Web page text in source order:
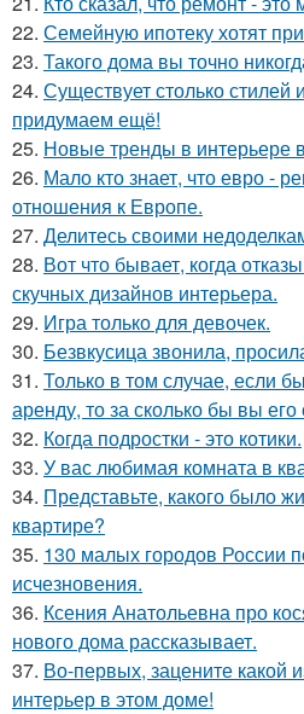
22. Семейную ипотеку хотят
23. Такого дома вы точно
24. Существует столько
придумаем ещё!
25. Новые тренды в интерьере
26. Мало кто знает, что евро -
отношения к Европе.
27. Делитесь своими
28. Вот что бывает, когда
скучных дизайнов интерьера.
29. Игра только для девочек.
30. Безвкусица звонила,
31. Только в том случае, если
аренду, то за сколько бы вы
32. Когда подростки - это котики.
33. У вас любимая комната в
34. Представьте, какого было
квартире?
35. 130 малых городов России
исчезновения.
36. Ксения Анатольевна про
нового дома рассказывает.
37. Во-первых, зацените какой
интерьер в этом доме!